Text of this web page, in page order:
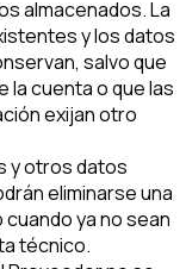
almacenados. La
y los datos
salvo que
la cuenta o que las
exijan otro
y otros datos
eliminarse una
ya no sean
técnico.